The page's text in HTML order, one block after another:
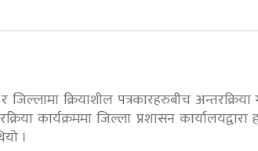
क्रियाशील पत्रकारहरुबीच
कार्यक्रममा जिल्ला प्रशासन
।